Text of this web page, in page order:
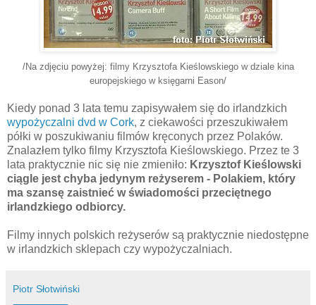
/Na zdjęciu powyżej: filmy Krzysztofa Kieślowskiego w dziale kina
europejskiego w księgarni Eason/
Kiedy ponad 3 lata temu zapisywałem się do irlandzkich
wypożyczalni dvd w Cork, z ciekawości przeszukiwałem
półki w poszukiwaniu filmów kręconych przez Polaków.
Znalazłem tylko filmy Krzysztofa Kieślowskiego. Przez te 3
lata praktycznie nic się nie zmieniło: Krzysztof Kieślowski
ciągle jest chyba jedynym reżyserem - Polakiem, który
ma szansę zaistnieć w świadomości przeciętnego
irlandzkiego odbiorcy.
Filmy innych polskich reżyserów są praktycznie niedostępne
w irlandzkich sklepach czy wypożyczalniach.
Piotr Słotwiński